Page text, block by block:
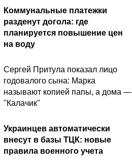
Коммунальные платежки
разденут догола: где
планируется повышение цен
на воду
Сергей Притула показал лицо
годовалого сына: Марка
называют копией папы, а дома —
"Калачик"
Украинцев автоматически
внесут в базы ТЦК: новые
правила военного учета